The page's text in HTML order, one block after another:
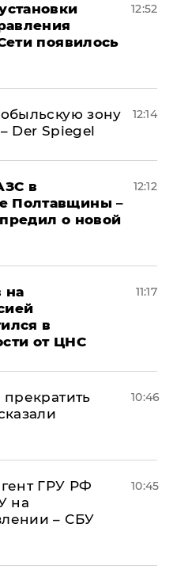
появилось
12:52
зону
Der Spiegel
12:14
в
Полтавщины –
о новой
12:12
на
в
от ЦНС
11:17
10:46
ГРУ РФ
на
– СБУ
10:45